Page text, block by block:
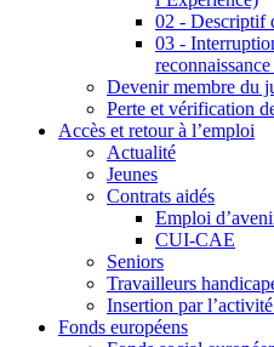
02 - Descriptif
03 -
Devenir membre du
Perte et vérification
Accès et retour à l’emploi
Actualité
Jeunes
Contrats aidés
Emploi
CUI-CAE
Seniors
Travailleurs
Insertion par
Fonds européens